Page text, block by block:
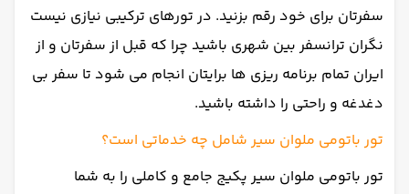
سفرتان برای خود رقم بزنید. در تورهای ترکیبی نیازی نیست
نگران ترانسفر بین شهری باشید چرا که قبل از سفرتان و از
ایران تمام برنامه ریزی ها برایتان انجام می شود تا سفر بی
دغدغه و راحتی را داشته باشید.
تور باتومی ملوان سیر شامل چه خدماتی است؟
تور باتومی ملوان سیر پکیج جامع و کاملی را به شما